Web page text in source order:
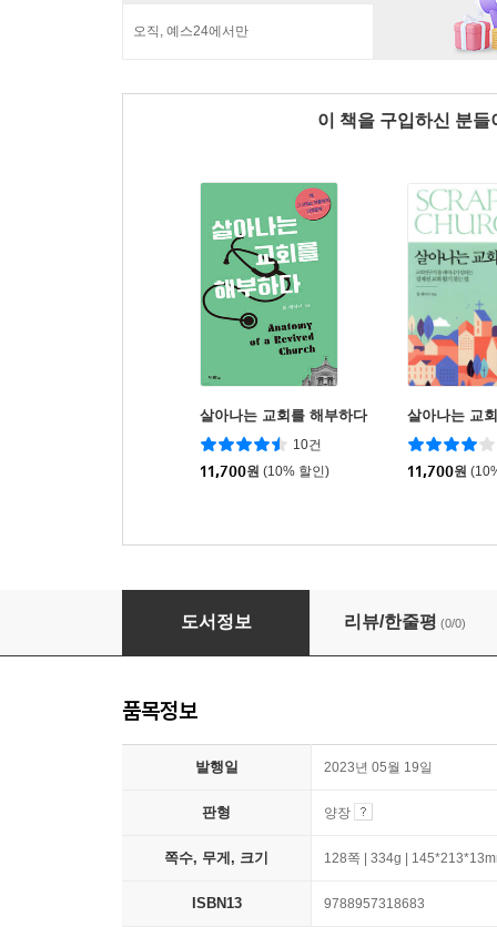
오직, 예스24에서만
이 책을 구입하신 분
살아나는 교회를 해부하다
10건
11,700원 (10% 할인)
살아나는 교회
11,700원
나는 그리스도인입니다
도서정보 리뷰/한줄평 (0/0)
품목정보
발행일 2023년 05월 19일
판형 양장
쪽수, 무게, 크기 128쪽 | 334g |
ISBN13 9788957318683